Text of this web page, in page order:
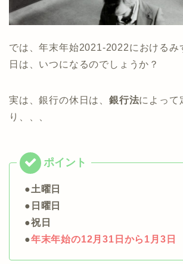
では、年末年始2021-2022におけるみ
日は、いつになるのでしょうか？
実は、銀行の休日は、 銀行法によって
り、、、
●土曜日
●日曜日
●祝日
●年末年始の12月31日から1月3日